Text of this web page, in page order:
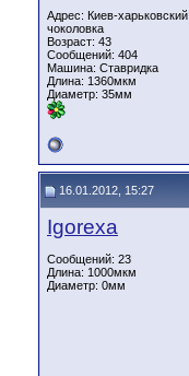
Адрес: Киев-харьковский,
чоколовка
Возраст: 43
Сообщений: 404
Машина: Ставридка
Длина: 1360мкм
Диаметр: 35мм
16.01.2012, 15:27
Igorexa
Сообщений: 23
Длина: 1000мкм
Диаметр: 0мм